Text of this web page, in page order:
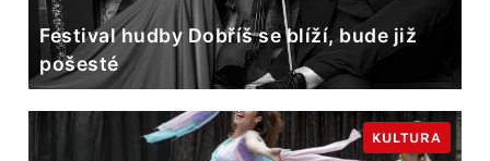
Festival hudby Dobříš se blíží, bude již
pošesté
KULTURA